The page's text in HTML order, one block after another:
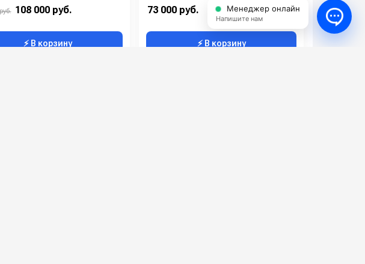
108 000 руб.
⚡ В корзину
73 000 руб.
⚡ В корзину
Менеджер онлайн
Напишите нам